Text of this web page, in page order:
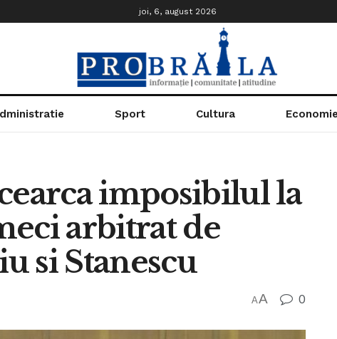
joi, 6, august 2026
Sport Cultura Economie
imposibilul la
arbitrat de
si Stanescu
AA 0